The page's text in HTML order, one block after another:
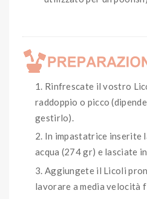
Rinfrescate il vostro
raddoppio o picco
gestirlo).
In impastatrice inserite
acqua (274 gr) e lasciate
Aggiungete il Licoli
lavorare a media velocità